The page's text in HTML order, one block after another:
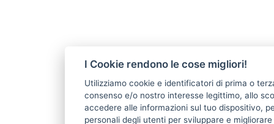
I Cookie rendono le cose migliori!
Utilizziamo cookie e identificatori di prima o
consenso e/o nostro interesse legittimo, allo
accedere alle informazioni sul tuo dispositivo,
personali degli utenti per sviluppare e